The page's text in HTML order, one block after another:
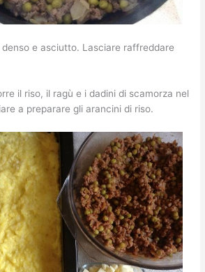
e asciutto. Lasciare raffreddare
il riso, il ragù e i dadini di scamorza nel
a preparare gli arancini di riso.